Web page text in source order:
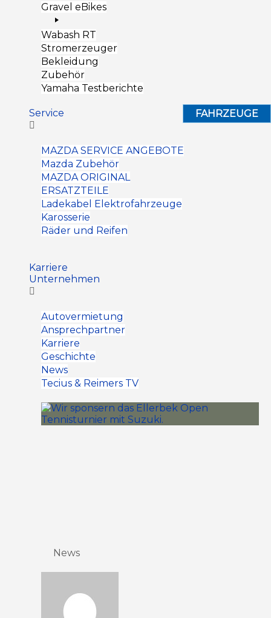
Gravel eBikes
Wabash RT
Stromerzeuger
Bekleidung
Zubehör
Yamaha Testberichte
FAHRZEUGE
Service
MAZDA SERVICE ANGEBOTE
Mazda Zubehör
MAZDA ORIGINAL
ERSATZTEILE
Ladekabel Elektrofahrzeuge
Karosserie
Räder und Reifen
Karriere
Unternehmen
Autovermietung
Ansprechpartner
Karriere
Geschichte
News
Tecius & Reimers TV
News